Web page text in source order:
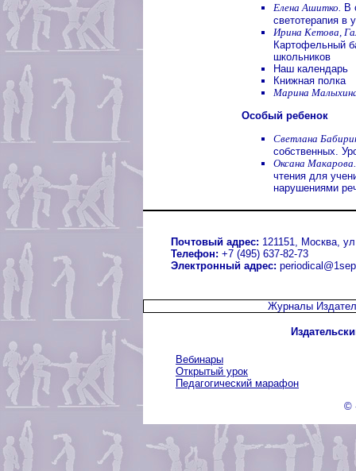
Елена Ашитко.
В
светотерапия в
Ирина Кетова,
Картофельный
школьников
Наш календарь
Книжная полка
Марина
Особый ребенок
Светлана
собственных.
Оксана Макарова.
чтения для
нарушениями
Почтовый адрес: 121151, Москва,
Телефон: +7 (495) 637-82-73
Электронный адрес:
Журналы
Вебинары
Открытый урок
Педагогический марафон
©